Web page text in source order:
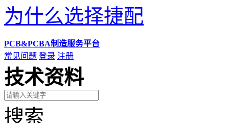
为什么选择捷配
PCB&PCBA制造服务平台
常见问题 登录 注册
技术资料
搜索